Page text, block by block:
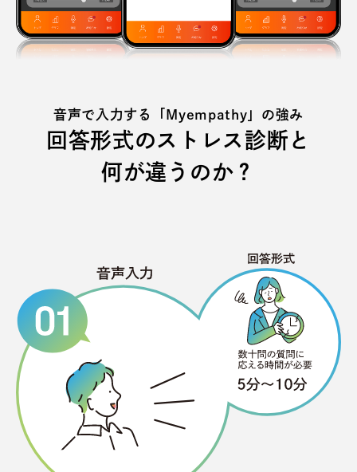
音声で入力する「Myempathy」の強み
回答形式のストレス診断と
何が違うのか？